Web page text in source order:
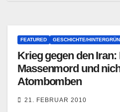
FEATURED GESCHICHTE/
Krieg gegen den
Massenmord und
Atombomben
21. FEBRUAR 2010